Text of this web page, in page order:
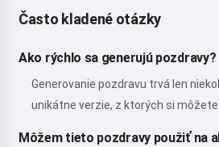
Často kladené otázky
Ako rýchlo sa generujú pozdravy?
Generovanie pozdravu trvá len
unikátne verzie, z ktorých si môžete
Môžem tieto pozdravy použiť na